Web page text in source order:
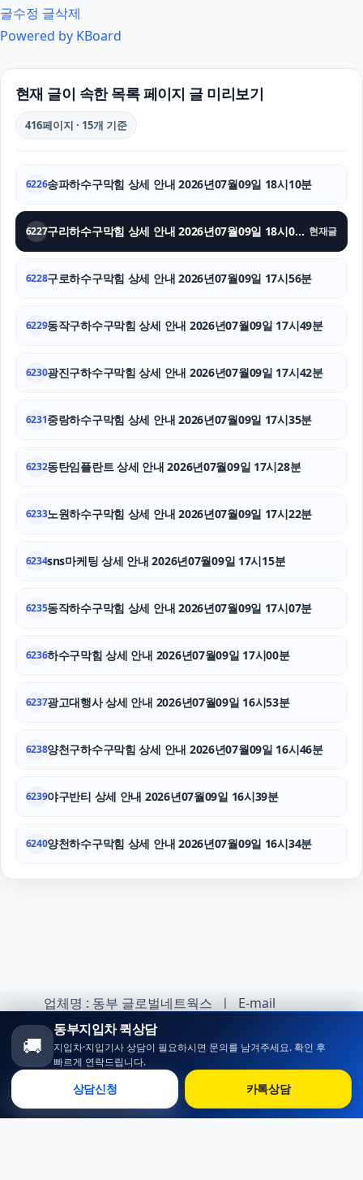
광진하수구막힘
은평구하수구막힘
상간남소송
강남마약변호사
이혼소송
글수정 글삭제
Powered by KBoard
현재 글이 속한 목록 페이지 글 미리보기
416페이지 · 15개 기준
6226송파하수구막힘 상세 안내 2026년07월09일 18시10분
6227 구리하수구막힘 상세 안내 2026년07월09일 18시03분 현재글
6228구로하수구막힘 상세 안내 2026년07월09일 17시56분
6229동작구하수구막힘 상세 안내 2026년07월09일 17시49분
6230광진구하수구막힘 상세 안내 2026년07월09일 17시42분
6231중랑하수구막힘 상세 안내 2026년07월09일 17시35분
6232동탄임플란트 상세 안내 2026년07월09일 17시28분
6233노원하수구막힘 상세 안내 2026년07월09일 17시22분
6234sns마케팅 상세 안내 2026년07월09일 17시15분
6235동작하수구막힘 상세 안내 2026년07월09일 17시07분
6236하수구막힘 상세 안내 2026년07월09일 17시00분
6237광고대행사 상세 안내 2026년07월09일 16시53분
6238양천구하수구막힘 상세 안내 2026년07월09일 16시46분
6239야구반티 상세 안내 2026년07월09일 16시39분
6240양천하수구막힘 상세 안내 2026년07월09일 16시34분
업체명 : 동부 글로벌네트웍스 ㅣ E-mail
:minhoh1@naver.com
카카오톡 오픈채팅 :
https://open.kakao.com/o/sqlsXOji
Copyright ⓒ 동부 지입차 All rights reserved.
🚚
동부지입차 퀵상담
지입차·지입기사 상담이 필요하시면 문의를 남겨주세요. 확인 후
빠르게 연락드립니다.
상담신청 카톡상담